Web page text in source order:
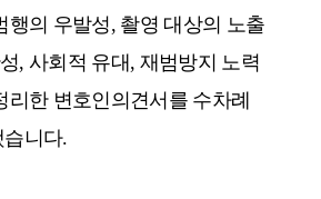
행의 우발성, 촬영 대상의 노출
, 사회적 유대, 재범방지 노력
리한 변호인의견서를 수차례
니다.